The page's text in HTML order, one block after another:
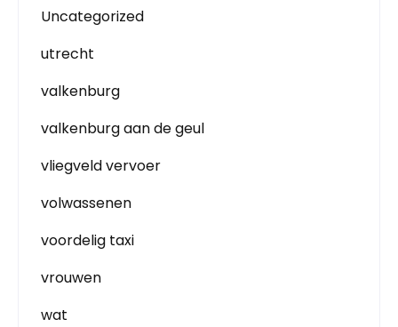
Uncategorized
utrecht
valkenburg
valkenburg aan de geul
vliegveld vervoer
volwassenen
voordelig taxi
vrouwen
wat